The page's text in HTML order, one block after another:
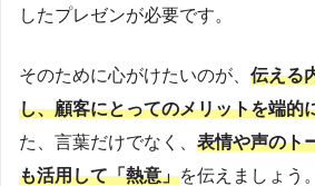
したプレゼンが必要です。
そのために心がけたいのが、 伝える
し、顧客にとってのメリットを端的
た、言葉だけでなく、 表情や声のト
も活用して「熱意」を伝えましょう。